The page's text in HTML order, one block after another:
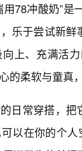
用78冲酸奶”
乐于尝试新鲜
上、充满活
的柔软与童真
日常穿搭，把
以在你的个